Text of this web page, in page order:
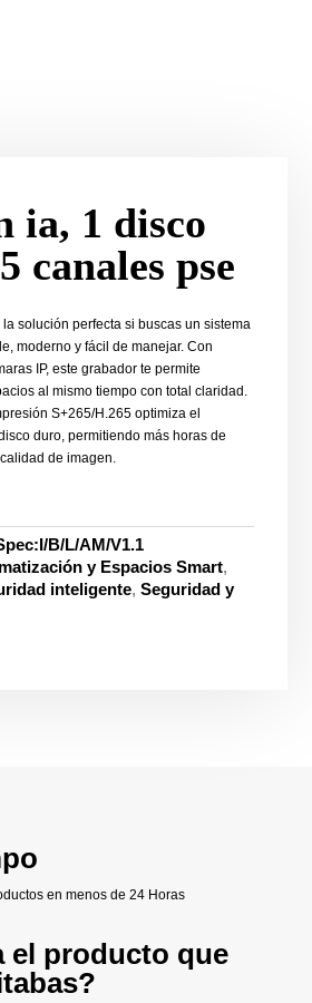
ia, 1 disco
canales pse
solución perfecta si buscas un sistema
moderno y fácil de manejar. Con
IP, este grabador te permite
al mismo tiempo con total claridad.
S+265/H.265 optimiza el
duro, permitiendo más horas de
de imagen.
B/L/AM/V1.1
y Espacios Smart,
inteligente,Seguridad y
en menos de 24 Horas
el producto que